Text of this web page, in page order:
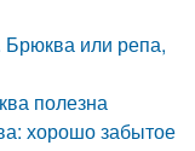
Брюква или репа,
полезна
хорошо забытое